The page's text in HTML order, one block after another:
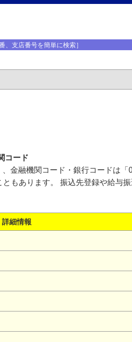
、支店番号を簡単に検索］
コード
金融機関コード・銀行コードは「
もあります。 振込先登録や給与
詳細情報